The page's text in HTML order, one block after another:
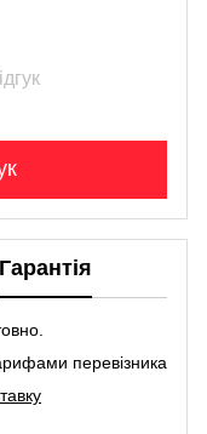
Гарантія
перевізника